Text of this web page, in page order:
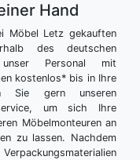
Hand
Möbel Letz gekauften
des deutschen
Personal mit
kostenlos* bis in Ihre
Sie gern unseren
um sich Ihre
Möbelmonteuren an
zu lassen. Nachdem